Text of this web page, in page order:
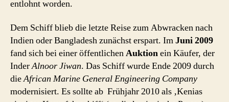
entlohnt worden.
Dem Schiff blieb die letzte Reise zum Abwracken nach
Indien oder Bangladesh zunächst erspart. ImJuni 2009
fand sich bei einer öffentlichenAuktionein Käufer, der
InderAlnoor Jiwan. Das Schiff wurde Ende 2009 durch
dieAfrican Marine General Engineering Company
modernisiert. Es sollte ab Frühjahr 2010 als ‚Kenias